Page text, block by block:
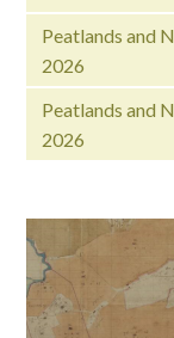
Peatlands and
2026
Peatlands and
2026